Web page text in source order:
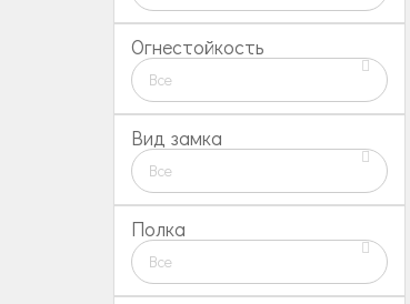
Огнестойкость
Все
Вид замка
Все
Полка
Все